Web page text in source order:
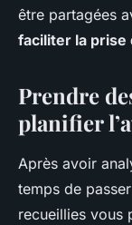
être partagées
faciliter la prise
Prendre
planifier
Après avoir
temps de
recueillies vous